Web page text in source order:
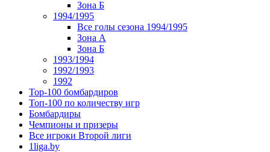
Зона Б
1994/1995
Все голы сезона 1994/1995
Зона А
Зона Б
1993/1994
1992/1993
1992
Top-100 бомбардиров
Топ-100 по количеству игр
Бомбардиры
Чемпионы и призеры
Все игроки Второй лиги
1liga.by